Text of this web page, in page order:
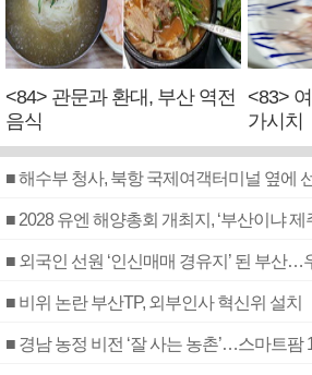
<84> 관문과 환대, 부산 역전
음식
<83>
가시치
■ 해수부 청사, 북항 국제여객터미널 옆에
■ 2028 유엔 해양총회 개최지, ‘부산이냐 제
■ 외국인 선원 ‘인신매매 경유지’ 된 부산…
■ 비위 논란 부산TP, 외부인사 혁신위 설치
■ 경남 농정 비전 ‘잘 사는 농촌’…스마트팜